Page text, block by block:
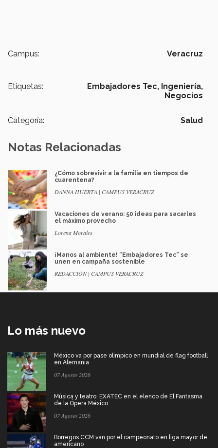
Campus: Veracruz
Etiquetas: Embajadores Tec, Ingeniería,
Negocios
Categoría: Salud
Notas Relacionadas
¿Cómo sobrevivir a la familia en tiempos de
cuarentena?
DANNA HUERTA | CAMPUS VERACRUZ
Vacaciones de verano: 50 ideas para sacarles
el máximo provecho
Lorena Morales
¡Manos al ambiente! “Embajadores Tec” se
unen en campaña sostenible
REDACCIÓN | CAMPUS VERACRUZ
Lo más nuevo
México va por pase olímpico en mundial de flag football
en Alemania
07 Agosto 2026
Música y teatro: EXATEC en el elenco de El Fantasma
de la Ópera México
07 Agosto 2026
Borregos CCM van por el campeonato en liga mayor de
americano